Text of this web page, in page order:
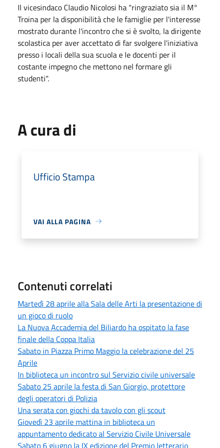
Il vicesindaco Claudio Nicolosi ha "ringraziato sia il M°
Troina per la disponibilità che le famiglie per l'interesse
mostrato durante l'incontro che si è svolto, la dirigente
scolastica per aver accettato di far svolgere l'iniziativa
presso i locali della sua scuola e le docenti per il
costante impegno che mettono nel formare gli
studenti".
A cura di
Ufficio Stampa
VAI ALLA PAGINA
Contenuti correlati
Martedì 28 aprile alla Sala delle Arti la presentazione di
un gioco di ruolo
La Nuova Accademia del Biliardo ha ospitato la fase
finale della Coppa Italia
Sabato in Piazza Primo Maggio la celebrazione del 25
Aprile
In biblioteca un incontro sul Servizio civile universale
Sabato 25 aprile la festa di San Giorgio, protettore
degli operatori di Polizia
Una serata con giochi da tavolo con gli scout
Giovedì 23 aprile mattina in biblioteca un
appuntamento dedicato al Servizio Civile Universale
Sabato 6 giugno la IX edizione del Premio letterario